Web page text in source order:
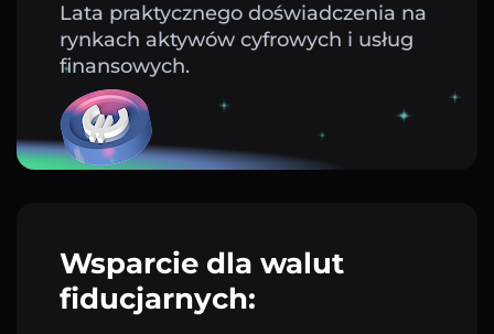
Lata praktycznego doświadczenia na
rynkach aktywów cyfrowych i usług
finansowych.
Wsparcie dla walut
fiducjarnych: